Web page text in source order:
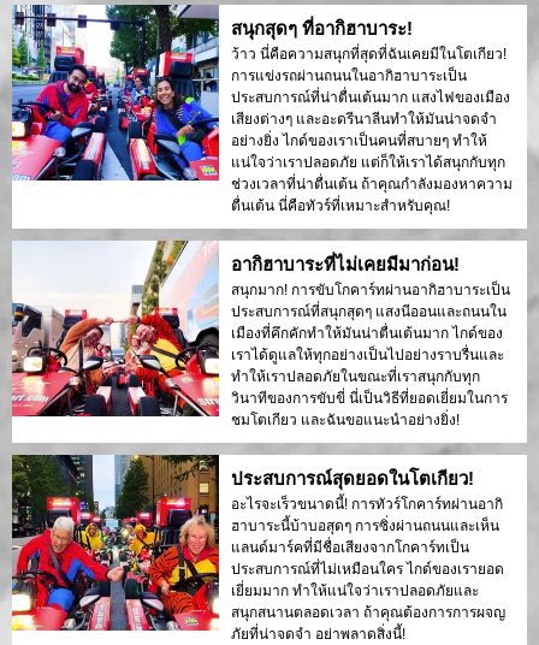
สนุกสุดๆ ที่อากิฮาบาระ!
ว้าว นี่คือความสนุกที่สุดที่ฉันเคยมีในโตเกียว!
การแข่งรถผ่านถนนในอากิฮาบาระเป็น
ประสบการณ์ที่น่าตื่นเต้นมาก แสงไฟของเมือง
เสียงต่างๆ และอะดรีนาลีนทำให้มันน่าจดจำ
อย่างยิ่ง ไกด์ของเราเป็นคนที่สบายๆ ทำให้
แน่ใจว่าเราปลอดภัย แต่ก็ให้เราได้สนุกกับทุก
ช่วงเวลาที่น่าตื่นเต้น ถ้าคุณกำลังมองหาความ
ตื่นเต้น นี่คือทัวร์ที่เหมาะสำหรับคุณ!
อากิฮาบาระที่ไม่เคยมีมาก่อน!
สนุกมาก! การขับโกคาร์ทผ่านอากิฮาบาระเป็น
ประสบการณ์ที่สนุกสุดๆ แสงนีออนและถนนใน
เมืองที่คึกคักทำให้มันน่าตื่นเต้นมาก ไกด์ของ
เราได้ดูแลให้ทุกอย่างเป็นไปอย่างราบรื่นและ
ทำให้เราปลอดภัยในขณะที่เราสนุกกับทุก
วินาทีของการขับขี่ นี่เป็นวิธีที่ยอดเยี่ยมในการ
ชมโตเกียว และฉันขอแนะนำอย่างยิ่ง!
ประสบการณ์สุดยอดในโตเกียว!
อะไรจะเร็วขนาดนี้! การทัวร์โกคาร์ทผ่านอากิ
ฮาบาระนี้บ้าบอสุดๆ การซิ่งผ่านถนนและเห็น
แลนด์มาร์คที่มีชื่อเสียงจากโกคาร์ทเป็น
ประสบการณ์ที่ไม่เหมือนใคร ไกด์ของเรายอด
เยี่ยมมาก ทำให้แน่ใจว่าเราปลอดภัยและ
สนุกสนานตลอดเวลา ถ้าคุณต้องการการผจญ
ภัยที่น่าจดจำ อย่าพลาดสิ่งนี้!